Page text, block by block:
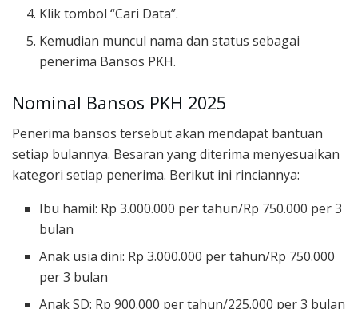
Klik tombol “Cari Data”.
Kemudian muncul nama dan status sebagai
penerima Bansos PKH.
Nominal Bansos PKH 2025
Penerima bansos tersebut akan mendapat bantuan
setiap bulannya. Besaran yang diterima menyesuaikan
kategori setiap penerima. Berikut ini rinciannya:
Ibu hamil: Rp 3.000.000 per tahun/Rp 750.000 per 3
bulan
Anak usia dini: Rp 3.000.000 per tahun/Rp 750.000
per 3 bulan
Anak SD: Rp 900.000 per tahun/225.000 per 3 bulan